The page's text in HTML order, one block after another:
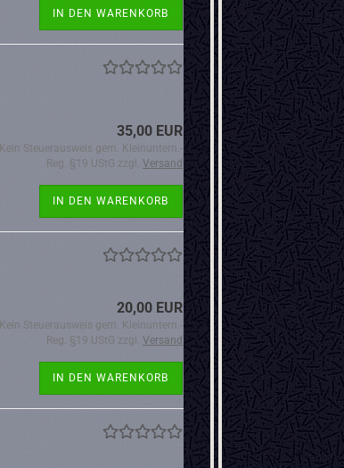
IN DEN WARENKORB
35,00 EUR
Kein Steuerausweis gem. Kleinuntern.-
Reg. §19 UStG zzgl. Versand
IN DEN WARENKORB
20,00 EUR
Kein Steuerausweis gem. Kleinuntern.-
Reg. §19 UStG zzgl. Versand
IN DEN WARENKORB